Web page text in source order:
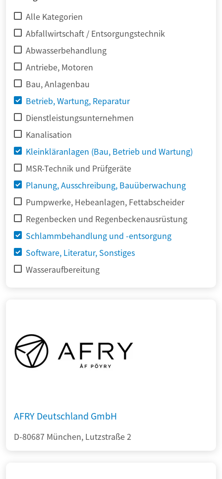
Alle Kategorien
Abfallwirtschaft / Entsorgungstechnik
Abwasserbehandlung
Antriebe, Motoren
Bau, Anlagenbau
Betrieb, Wartung, Reparatur
Dienstleistungsunternehmen
Kanalisation
Kleinkläranlagen (Bau, Betrieb und Wartung)
MSR-Technik und Prüfgeräte
Planung, Ausschreibung, Bauüberwachung
Pumpwerke, Hebeanlagen, Fettabscheider
Regenbecken und Regenbeckenausrüstung
Schlammbehandlung und -entsorgung
Software, Literatur, Sonstiges
Wasseraufbereitung
AFRY Deutschland GmbH
D-80687 München, Lutzstraße 2